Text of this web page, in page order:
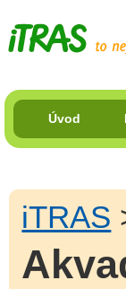
Úvod
iTRAS